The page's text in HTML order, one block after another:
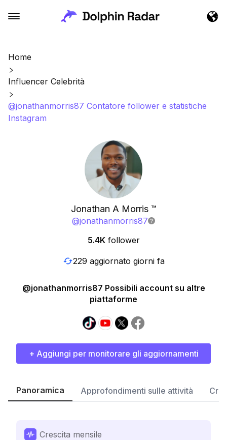
Home
Influencer Celebrità
@jonathanmorris87 Contatore follower e statistiche
Instagram
Jonathan A Morris ™️
@jonathanmorris87
5.4K follower
229 aggiornato giorni fa
@jonathanmorris87 Possibili account su altre
piattaforme
+ Aggiungi per monitorare gli aggiornamenti
Panoramica Approfondimenti sulle attività
Crescita mensile